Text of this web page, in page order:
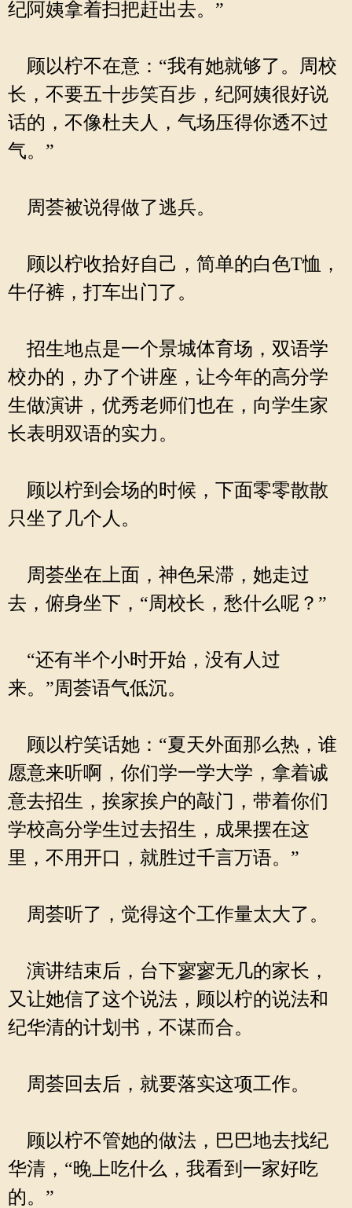
纪阿姨拿着扫把赶出去。”
顾以柠不在意：“我有她就够了。周校
长，不要五十步笑百步，纪阿姨很好说
话的，不像杜夫人，气场压得你透不过
气。”
周荟被说得做了逃兵。
顾以柠收拾好自己，简单的白色T恤，
牛仔裤，打车出门了。
招生地点是一个景城体育场，双语学
校办的，办了个讲座，让今年的高分学
生做演讲，优秀老师们也在，向学生家
长表明双语的实力。
顾以柠到会场的时候，下面零零散散
只坐了几个人。
周荟坐在上面，神色呆滞，她走过
去，俯身坐下，“周校长，愁什么呢？”
“还有半个小时开始，没有人过
来。”周荟语气低沉。
顾以柠笑话她：“夏天外面那么热，谁
愿意来听啊，你们学一学大学，拿着诚
意去招生，挨家挨户的敲门，带着你们
学校高分学生过去招生，成果摆在这
里，不用开口，就胜过千言万语。”
周荟听了，觉得这个工作量太大了。
演讲结束后，台下寥寥无几的家长，
又让她信了这个说法，顾以柠的说法和
纪华清的计划书，不谋而合。
周荟回去后，就要落实这项工作。
顾以柠不管她的做法，巴巴地去找纪
华清，“晚上吃什么，我看到一家好吃
的。”